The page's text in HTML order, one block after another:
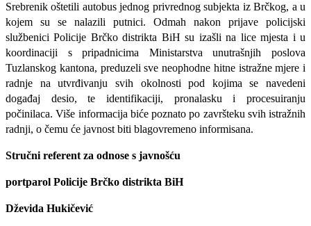
Srebrenik oštetili autobus jednog privrednog subjekta iz Brčkog, a u
kojem su se nalazili putnici. Odmah nakon prijave policijski
službenici Policije Brčko distrikta BiH su izašli na lice mjesta i u
koordinaciji s pripadnicima Ministarstva unutrašnjih poslova
Tuzlanskog kantona, preduzeli sve neophodne hitne istražne mjere i
radnje na utvrđivanju svih okolnosti pod kojima se navedeni
događaj desio, te identifikaciji, pronalasku i procesuiranju
počinilaca. Više informacija biće poznato po završteku svih istražnih
radnji, o čemu će javnost biti blagovremeno informisana.
Stručni referent za odnose s javnošću
portparol Policije Brčko distrikta BiH
Dževida Hukičević